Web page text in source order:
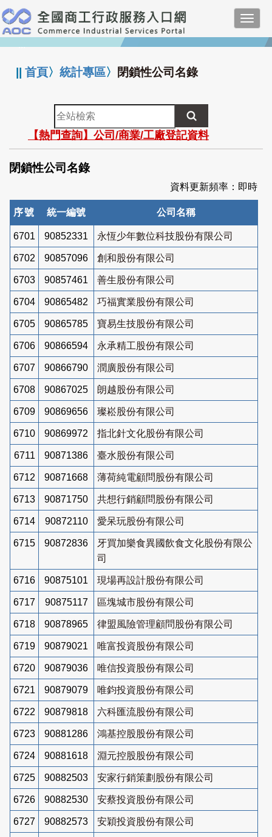
跳
到
主
要
:::
||首頁〉統計專區〉 閉鎖性公司名錄
全
站
檢
索
【熱門查詢】公司/商業/工廠登記資料
閉鎖性公司名錄
資料更新頻率：即時
序號 統一編號 公司名稱
6701 90852331 永恆少年數位科技股份有限公司
6702 90857096 創和股份有限公司
6703 90857461 善生股份有限公司
6704 90865482 巧福實業股份有限公司
6705 90865785 寶易生技股份有限公司
6706 90866594 永承精工股份有限公司
6707 90866790 潤廣股份有限公司
6708 90867025 朗越股份有限公司
6709 90869656 璨崧股份有限公司
6710 90869972 指北針文化股份有限公司
6711 90871386 臺水股份有限公司
6712 90871668 薄荷純電顧問股份有限公司
6713 90871750 共想行銷顧問股份有限公司
6714 90872110 愛呆玩股份有限公司
6715 90872836
牙買加樂食異國飲食文化股份有限公
司
6716 90875101 現場再設計股份有限公司
6717 90875117 區塊城市股份有限公司
6718 90878965 律盟風險管理顧問股份有限公司
6719 90879021 唯富投資股份有限公司
6720 90879036 唯信投資股份有限公司
6721 90879079 唯鈞投資股份有限公司
6722 90879818 六科匯流股份有限公司
6723 90881286 鴻基控股股份有限公司
6724 90881618 淵元控股股份有限公司
6725 90882503 安家行銷策劃股份有限公司
6726 90882530 安蔡投資股份有限公司
6727 90882573 安穎投資股份有限公司